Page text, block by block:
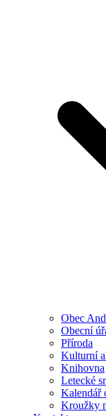
Obec
Obecní
Příroda
Kulturní
Knihovna
Letecké
Kalendář
Kroužky